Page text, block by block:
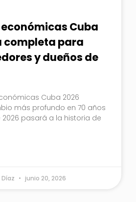
Cuba
completa para
y dueños de
Cuba 2026
más profundo en 70 años
2026 pasará a la historia de
junio 20, 2026